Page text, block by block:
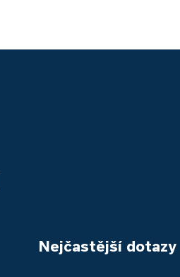
Nejčastější dotazy